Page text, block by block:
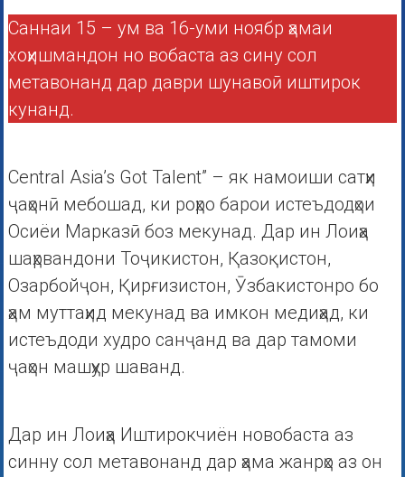
Саннаи 15 – ум ва 16-уми ноябр ҳамаи
хоҳишмандон но вобаста аз сину сол
метавонанд дар даври шунавоӣ иштирок
кунанд.
Central Asia’s Got Talent” – як намоиши сатҳи
ҷаҳонӣ мебошад, ки роҳро барои истеъдодҳои
Осиёи Марказӣ боз мекунад. Дар ин Лоиҳа
шаҳрвандони Тоҷикистон, Қазоқистон,
Озарбойҷон, Қирғизистон, Ӯзбакистонро бо
ҳам муттаҳид мекунад ва имкон медиҳад, ки
истеъдоди худро санҷанд ва дар тамоми
ҷаҳон машҳур шаванд.
Дар ин Лоиҳа Иштирокчиён новобаста аз
синну сол метавонанд дар ҳама жанрҳо аз он